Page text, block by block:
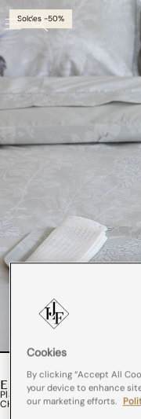
Soldes -50%
ENVOL
Plateau Envol Bois
CHF 79,00
Cookies
By clicking “Accept All
your device to enhance
our marketing efforts.